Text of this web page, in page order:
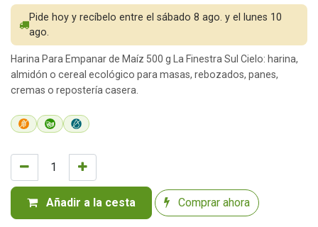
Añadir a la cesta Comprar ahora
Pide hoy y recíbelo entre el sábado 8 ago. y el lunes 10
ago.
Harina Para Empanar de Maíz 500 g La Finestra Sul Cielo: harina,
almidón o cereal ecológico para masas, rebozados, panes,
cremas o repostería casera.